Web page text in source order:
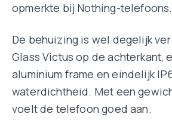
opmerkte bij Nothing-telefoons.
De behuizing is wel degelijk
Glass Victus op de achterkant,
aluminium frame en eindelijk
waterdichtheid. Met een
voelt de telefoon goed aan.